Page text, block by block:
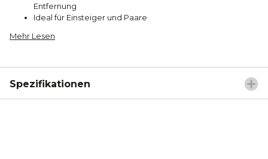
Entfernung
Ideal für Einsteiger und Paare
Mehr Lesen
Spezifikationen